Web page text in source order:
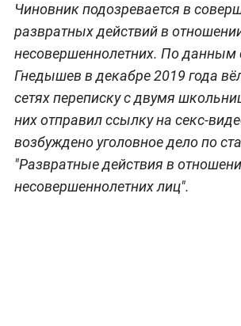
Чиновник подозревается в
развратных действий в
несовершеннолетних. По данным
Гнедышев в декабре 2019 года
сетях переписку с двумя
них отправил ссылку на секс-
возбуждено уголовное дело по
"Развратные действия в
несовершеннолетних лиц".